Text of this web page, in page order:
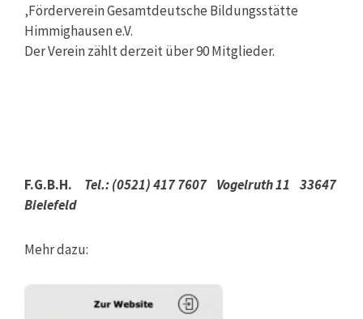
‚Förderverein Gesamtdeutsche Bildungsstätte
Himmighausen e.V.
Der Verein zählt derzeit über 90 Mitglieder.
F.G.B.H. Tel.: (0521) 417 7607 Vogelruth 11 33647
Bielefeld
Mehr dazu: